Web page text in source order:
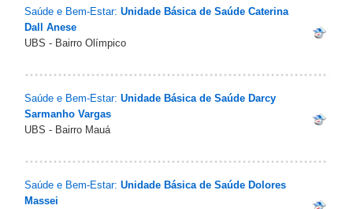
Saúde e Bem-Estar: Unidade Básica de Saúde Caterina
Dall Anese
UBS - Bairro Olímpico
Saúde e Bem-Estar: Unidade Básica de Saúde Darcy
Sarmanho Vargas
UBS - Bairro Mauá
Saúde e Bem-Estar: Unidade Básica de Saúde Dolores
Massei